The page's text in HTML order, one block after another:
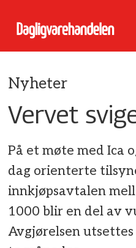
Nyheter
Vervet
På et møte med Ica
dag orienterte
innkjøpsavtalen
1000 blir en del av
Avgjørelsen